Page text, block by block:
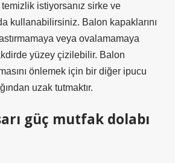
istiyorsanız sirke ve
kullanabilirsiniz. Balon kapaklarını
veya ovalamamaya
yüzey çizilebilir. Balon
önlemek için bir diğer ipucu
uzak tutmaktır.
güç mutfak dolabı